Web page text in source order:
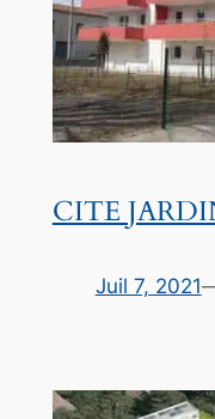
CITE
Juil 7, 2021